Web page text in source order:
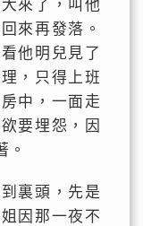
來了，叫他
來再發落。
他明兒見了
，只得上班
中，一面走
要埋怨，因
。
裏頭，先是
因那一夜不